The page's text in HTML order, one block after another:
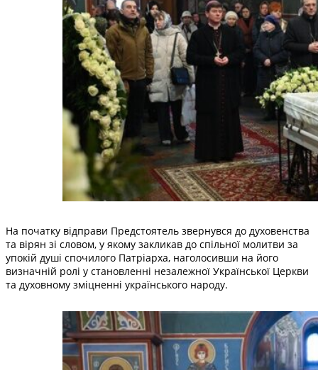
На початку відправи Предстоятель звернувся до духовенства
та вірян зі словом, у якому закликав до спільної молитви за
упокій душі спочилого Патріарха, наголосивши на його
визначній ролі у становленні незалежної Української Церкви
та духовному зміцненні українського народу.